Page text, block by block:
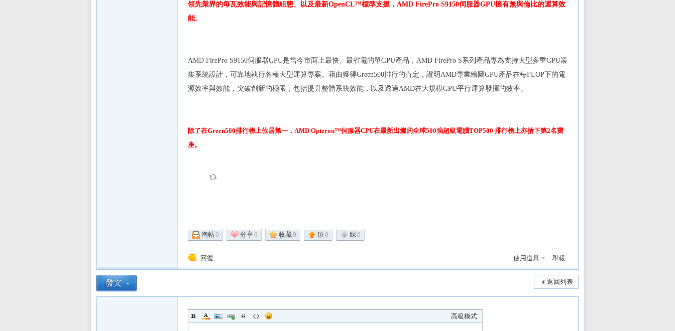
領先業界的每瓦效能與記憶體組態、以及最新OpenCL™標準支援， AMD FirePro S9150伺服器GPU擁有無與倫比的運算效
能。
AMD FirePro S9150伺服器GPU是當今市面上最快、最省電的單GPU產品， AMD FirePro S系列產品專為支持大型多重GPU叢
集系統設計，可靠地執行各種大型運算專案。藉由獲得Green500排行的肯定，證明AMD專業繪圖GPU產品在每FLOP下的電
源效率與效能，突破創新的極限，包括提升整體系統效能，以及透過AMD在大規模GPU平行運算發揮的效率。
除了在Green500排行榜上位居第一， AMD Opteron™伺服器CPU在最新出爐的全球500強超級電腦TOP500 排行榜上亦搶下第2名寶
座。
淘帖0 分享0 收藏0 頂0 踩0
回復 使用道具 舉報
返回列表
高級模式